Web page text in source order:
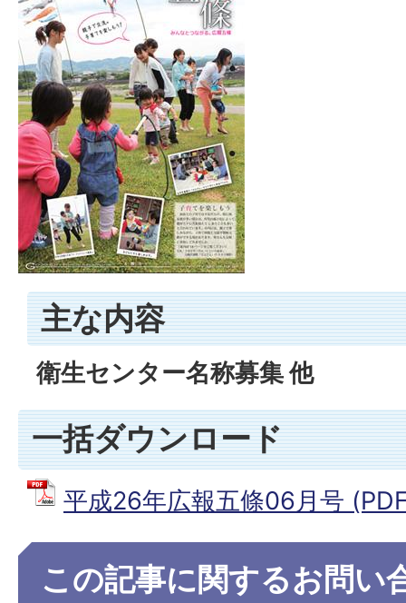
主な内容
衛生センター名称募集 他
一括ダウンロード
平成26年広報五條06月号
この記事に関するお問い